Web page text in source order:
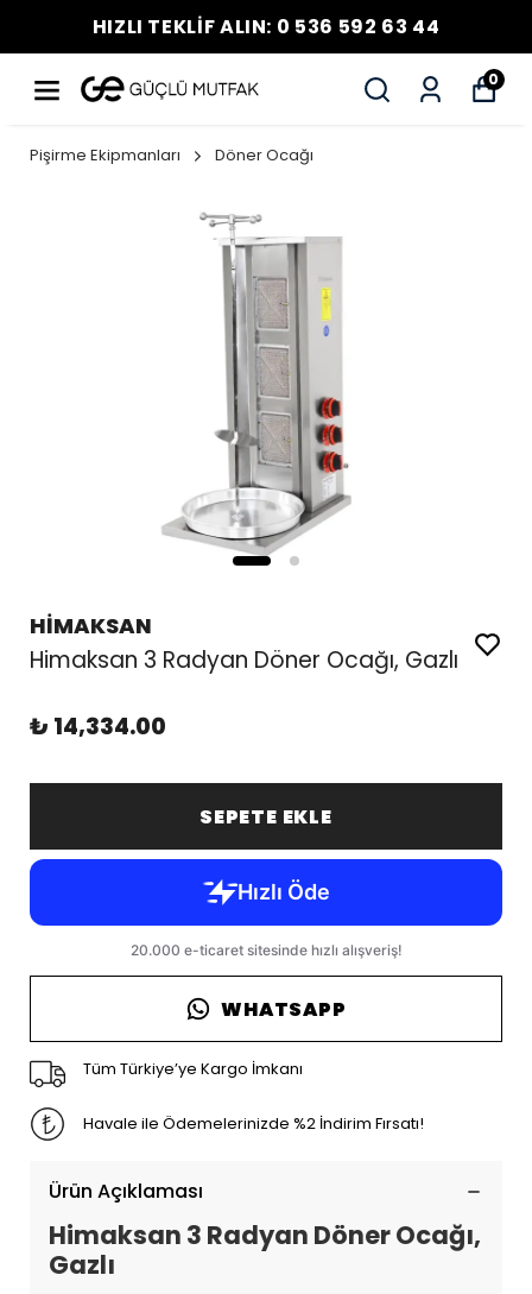
HIZLI TEKLİF ALIN: 0 536 592 63 44
0
Pişirme Ekipmanları Döner Ocağı
HİMAKSAN
Himaksan 3 Radyan Döner Ocağı, Gazlı
₺ 14,334.00
SEPETE EKLE
WHATSAPP
Tüm Türkiye’ye Kargo İmkanı
Havale ile Ödemelerinizde %2 İndirim Fırsatı!
Ürün Açıklaması
Himaksan 3 Radyan Döner Ocağı,
Gazlı